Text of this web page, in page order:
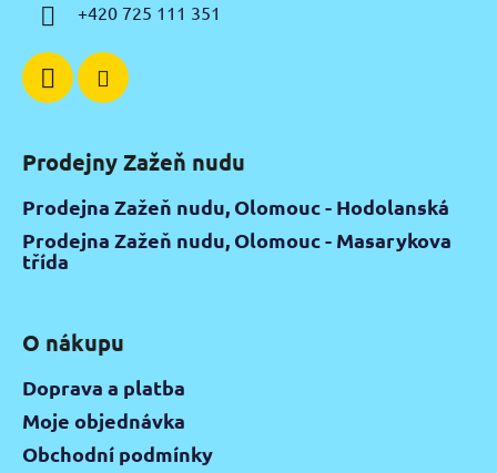
+420 725 111 351
Prodejny Zažeň nudu
Prodejna Zažeň nudu, Olomouc - Hodolanská
Prodejna Zažeň nudu, Olomouc - Masarykova
třída
O nákupu
Doprava a platba
Moje objednávka
Obchodní podmínky